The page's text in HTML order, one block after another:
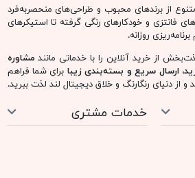
از برندهای محبوب و طراحی‌های منحصربه‌فرد
فانتزی و خودکارهای رنگی گرفته تا استیکرهای
روزانه.
از خرید آنلاین را با خدماتی مانندمشاوره
ارسال سریع و بسته‌بندی زیبا برای شما فراهم
از دنیای رنگارنگ و خلاق دیجیتال لند لذت ببرید.
خدمات مشتری